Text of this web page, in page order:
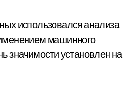
использовался анализа
машинного
значимости установлен на